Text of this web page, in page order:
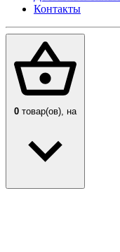
Контакты
0 товар(ов), на